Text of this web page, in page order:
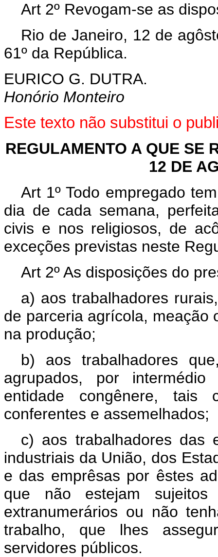
Art 2º Revogam-se as
Rio de Janeiro, 12 de
61º da República.
EURICO G. DUTRA.
Honório Monteiro
Este texto não substitui o
REGULAMENTO A QUE SE
12 DE
Art 1º Todo empregado
dia de cada semana,
civis e nos religiosos, de
exceções previstas neste
Art 2º As disposições do
a) aos trabalhadores
de parceria agrícola, meação
na produção;
b) aos trabalhadores
agrupados, por
entidade congênere, tais
conferentes e assemelhados;
c) aos trabalhadores das
industriais da União, dos
e das emprêsas por êstes
que não estejam
extranumerários ou não
trabalho, que lhes
servidores públicos.